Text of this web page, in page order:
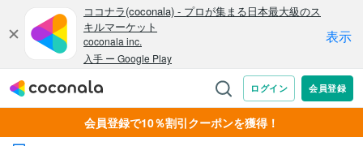
会員登録で10％割引クーポンを獲得！